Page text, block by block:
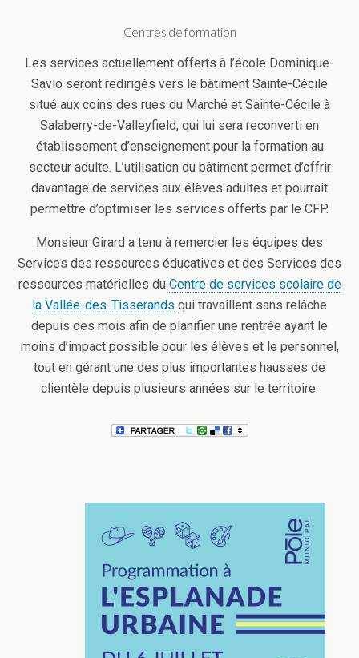
Centres de formation
Les services actuellement offerts à l’école Dominique-
Savio seront redirigés vers le bâtiment Sainte-Cécile
situé aux coins des rues du Marché et Sainte-Cécile à
Salaberry-de-Valleyfield, qui lui sera reconverti en
établissement d’enseignement pour la formation au
secteur adulte. L’utilisation du bâtiment permet d’offrir
davantage de services aux élèves adultes et pourrait
permettre d’optimiser les services offerts par le CFP.
Monsieur Girard a tenu à remercier les équipes des
Services des ressources éducatives et des Services des
ressources matérielles du Centre de services scolaire de
la Vallée-des-Tisserands qui travaillent sans relâche
depuis des mois afin de planifier une rentrée ayant le
moins d’impact possible pour les élèves et le personnel,
tout en gérant une des plus importantes hausses de
clientèle depuis plusieurs années sur le territoire.